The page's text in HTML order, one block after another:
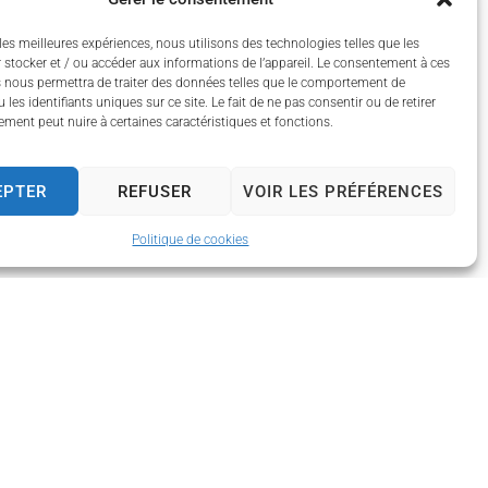
meilleures expériences, nous utilisons des technologies telles que les
et / ou accéder aux informations de l’appareil. Le consentement à ces
permettra de traiter des données telles que le comportement de
les identifiants uniques sur ce site. Le fait de ne pas consentir ou de retirer
peut nuire à certaines caractéristiques et fonctions.
REFUSER VOIR LES PRÉFÉRENCES
Politique de cookies